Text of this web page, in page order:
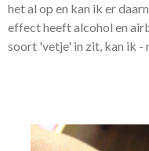
het al op en kan ik er
effect heeft alcohol en
soort 'vetje' in zit, kan ik -